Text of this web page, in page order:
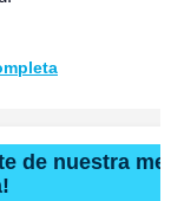
de nuestra